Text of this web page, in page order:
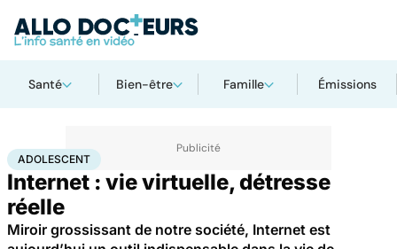
Santé Bien-être Famille Émissions
AccueilSantéMaladies Adolescent
ADOLESCENT
Internet : vie virtuelle, détresse
réelle
Miroir grossissant de notre société, Internet est